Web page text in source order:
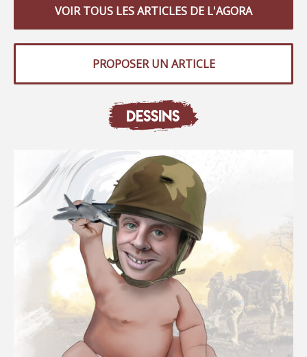
VOIR TOUS LES ARTICLES DE L'AGORA
PROPOSER UN ARTICLE
DESSINS